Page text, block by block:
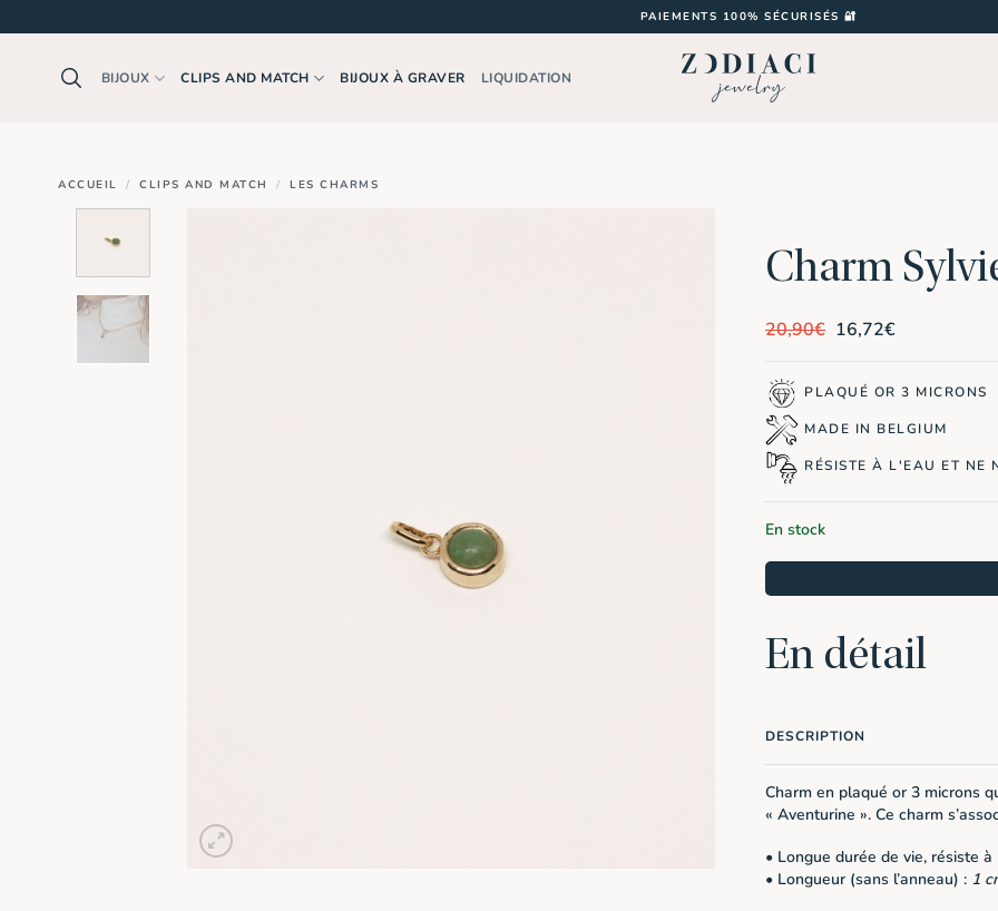
au
PAIEMENTS 100% SÉCURISÉS 🔐
BIJOUX CLIPS AND MATCH BIJOUX À GRAVER LIQUIDATION
ACCUEIL / CLIPS AND MATCH / LES CHARMS
Charm
20,90€ Le
était :
16,72€Le
est :
PLAQUÉ OR 3 MICRONS
MADE IN BELGIUM
RÉSISTE À L'EAU ET NE
En stock
En détail
DESCRIPTION
Charm en plaqué or 3 microns
« Aventurine ». Ce charm
• Longue durée de vie, résiste à
• Longueur (sans l’anneau) : 1